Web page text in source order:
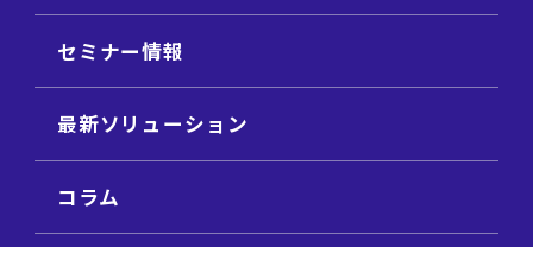
セミナー情報
最新ソリューション
コラム